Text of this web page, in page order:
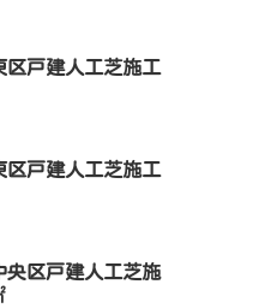
区戸建人工芝施工
区戸建人工芝施工
央区戸建人工芝施